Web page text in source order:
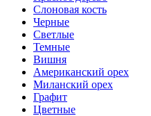
Слоновая кость
Черные
Светлые
Темные
Вишня
Американский орех
Миланский орех
Графит
Цветные